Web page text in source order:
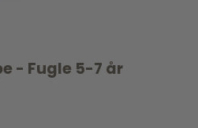
- Fugle 5-7 år